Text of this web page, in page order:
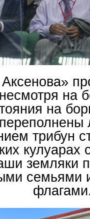
на
на
трибун
кулуарах
земляки
семьями